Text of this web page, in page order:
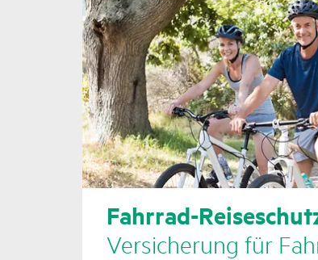
Fahrrad-
Versi­che­rung für